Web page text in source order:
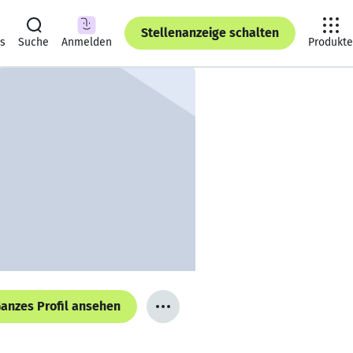
Suche Anmelden
Stellenanzeige schalten
Produkte
Profil ansehen